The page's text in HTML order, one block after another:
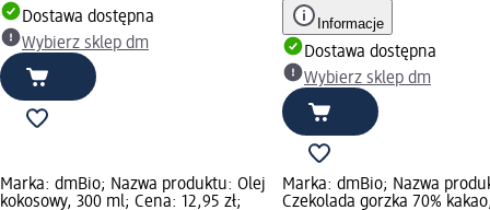
Dostawa dostępna
Wybierz sklep dm
Informacje
Dostawa dostępna
Wybierz sklep dm
Marka: dmBio; Nazwa produktu: Olej
kokosowy, 300 ml; Cena: 12,95 zł;
Marka: dmBio; Nazwa
Czekolada gorzka 70%